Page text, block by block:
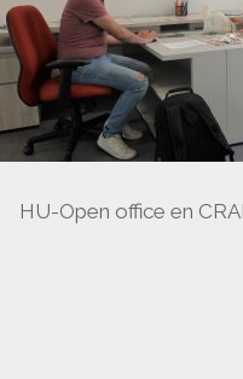
HU-Open office en